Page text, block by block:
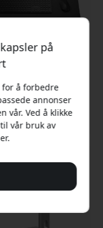
73 x 37
grå
349 NOK
på
å forbedre
annonser
vår. Ved å klikke
vår bruk av